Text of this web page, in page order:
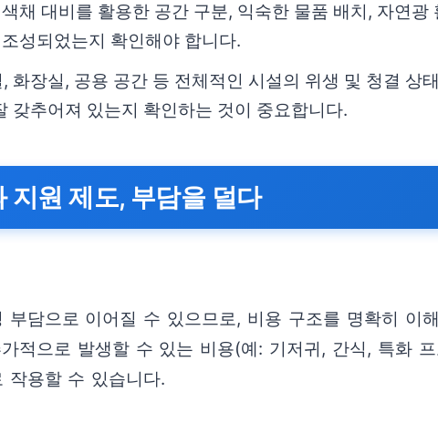
색채 대비를 활용한 공간 구분, 익숙한 물품 배치, 자연
조성되었는지 확인해야 합니다.
, 화장실, 공용 공간 등 전체적인 시설의 위생 및 청결 상
갖추어져 있는지 확인하는 것이 중요합니다.
지원 제도, 부담을 덜다
부담으로 이어질 수 있으므로, 비용 구조를 명확히 이
적으로 발생할 수 있는 비용(예: 기저귀, 간식, 특화
작용할 수 있습니다.